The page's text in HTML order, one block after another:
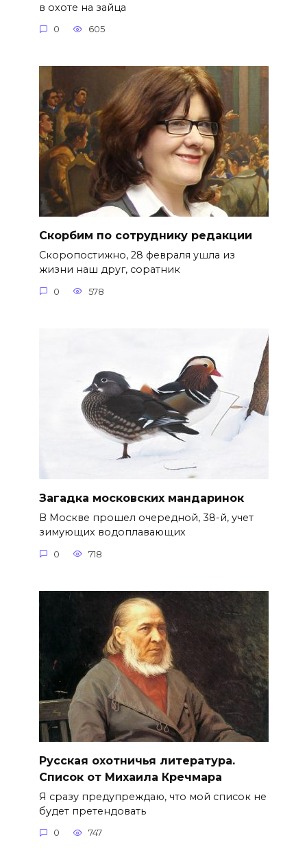
в охоте на зайца
0 605
Скорбим по сотруднику редакции
Скоропостижно, 28 февраля ушла из
жизни наш друг, соратник
0 578
Загадка московских мандаринок
В Москве прошел очередной, 38-й, учет
зимующих водоплавающих
0 718
Русская охотничья литература.
Список от Михаила Кречмара
Я сразу предупреждаю, что мой список не
будет претендовать
0 747